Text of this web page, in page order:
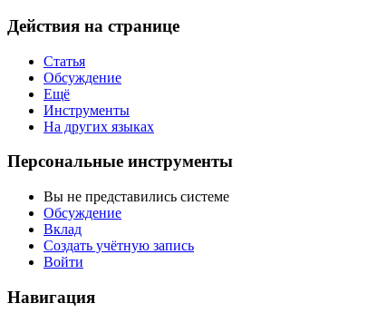
Действия на странице
Статья
Обсуждение
Ещё
Инструменты
На других языках
Персональные инструменты
Вы не представились системе
Обсуждение
Вклад
Создать учётную запись
Войти
Навигация